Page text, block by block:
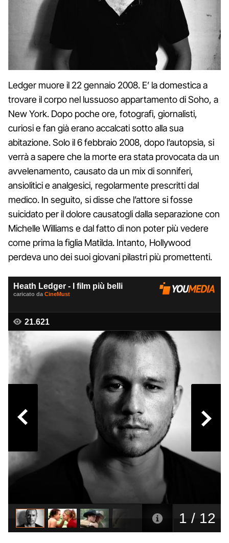
Ledger muore il 22 gennaio 2008. E’ la domestica a
trovare il corpo nel lussuoso appartamento di Soho, a
New York. Dopo poche ore, fotografi, giornalisti,
curiosi e fan già erano accalcati sotto alla sua
abitazione. Solo il 6 febbraio 2008, dopo l’autopsia, si
verrà a sapere che la morte era stata provocata da un
avvelenamento, causato da un mix di sonniferi,
ansiolitici e analgesici, regolarmente prescritti dal
medico. In seguito, si disse che l’attore si fosse
suicidato per il dolore causatogli dalla separazione con
Michelle Williams e dal fatto di non poter più vedere
come prima la figlia Matilda. Intanto, Hollywood
perdeva uno dei suoi giovani pilastri più promettenti.